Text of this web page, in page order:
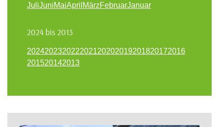
JuliJuniMaiApril MärzFebruarJanuar
2024 bis 2013
202420232022202120202019201820172016
201520142013